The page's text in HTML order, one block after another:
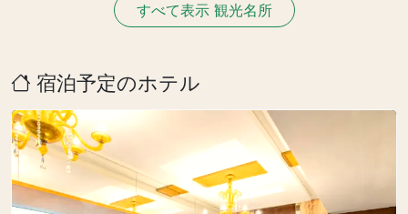
すべて表示 観光名所
宿泊予定のホテル